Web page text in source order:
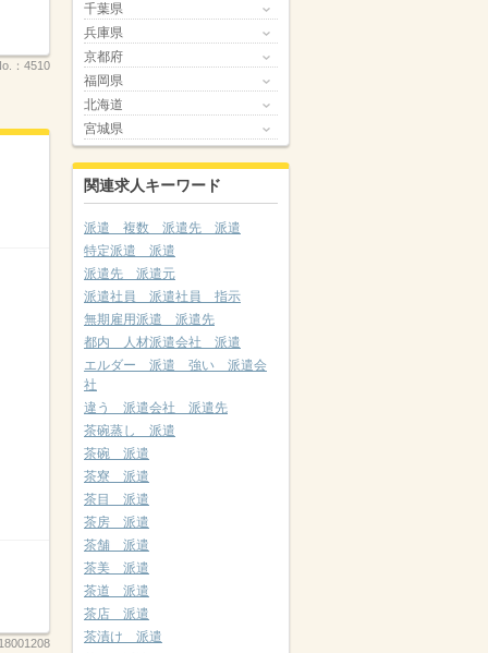
： 4510
千葉県
兵庫県
京都府
福岡県
北海道
宮城県
関連求人キーワード
派遣 複数 派遣先 派遣
特定派遣 派遣
派遣先 派遣元
派遣社員 派遣社員 指示
無期雇用派遣 派遣先
都内 人材派遣会社 派遣
エルダー 派遣 強い 派遣会
社
違う 派遣会社 派遣先
茶碗蒸し 派遣
茶碗 派遣
茶寮 派遣
茶目 派遣
茶房 派遣
茶舗 派遣
茶美 派遣
茶道 派遣
茶店 派遣
茶漬け 派遣